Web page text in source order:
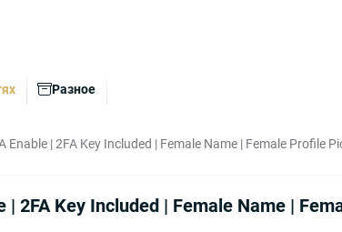
Разное
Enable | 2FA Key Included | Female Name | Female Profile
| 2FA Key Included | Female Name |